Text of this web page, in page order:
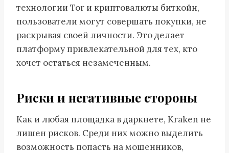
технологии Tor и криптовалюты биткойн,
пользователи могут совершать покупки, не
раскрывая своей личности. Это делает
платформу привлекательной для тех, кто
хочет остаться незамеченным.
Риски и негативные стороны
Как и любая площадка в даркнете, Kraken не
лишен рисков. Среди них можно выделить
возможность попасть на мошенников,